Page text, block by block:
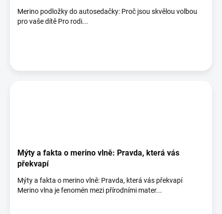
Merino podložky do autosedačky: Proč jsou skvělou volbou
pro vaše dítě Pro rodi...
Mýty a fakta o merino vlně: Pravda, která vás
překvapí
Mýty a fakta o merino vlně: Pravda, která vás překvapí
Merino vlna je fenomén mezi přírodními mater...